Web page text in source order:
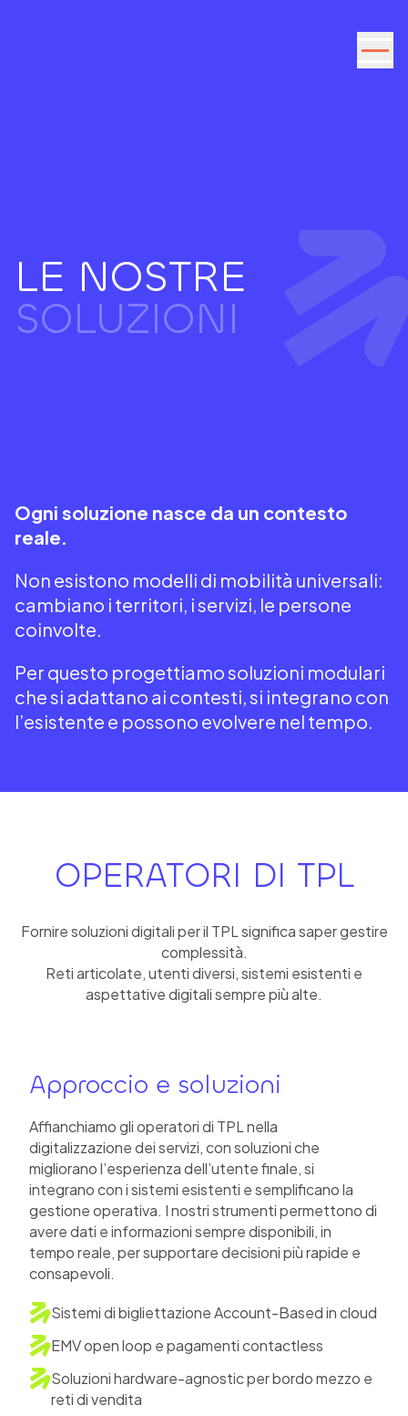
LE NOSTRE
SOLUZIONI
Ogni soluzione nasce da un contesto
reale.
Non esistono modelli di mobilità universali:
cambiano i territori, i servizi, le persone
coinvolte.
Per questo progettiamo soluzioni modulari
che si adattano ai contesti, si integrano con
l’esistente e possono evolvere nel tempo.
OPERATORI DI TPL
Fornire soluzioni digitali per il TPL significa saper gestire
complessità.
Reti articolate, utenti diversi, sistemi esistenti e
aspettative digitali sempre più alte.
Approccio e soluzioni
Affianchiamo gli operatori di TPL nella
digitalizzazione dei servizi, con soluzioni che
migliorano l’esperienza dell’utente finale, si
integrano con i sistemi esistenti e semplificano la
gestione operativa. I nostri strumenti permettono di
avere dati e informazioni sempre disponibili, in
tempo reale, per supportare decisioni più rapide e
consapevoli.
Sistemi di bigliettazione Account-Based in cloud
EMV open loop e pagamenti contactless
Soluzioni hardware-agnostic per bordo mezzo e
reti di vendita